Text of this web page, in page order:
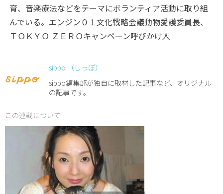
育、音楽療法などをテーマにボランティア活動に取り組
んでいる。エンジン０１文化戦略会議動物愛護委員長、
ＴＯＫＹＯ ＺＥＲＯキャンペーン呼びかけ人
sippo （しっぽ）
sippo編集部が独自に取材した記事など、オリジナル
の記事です。
この連載について